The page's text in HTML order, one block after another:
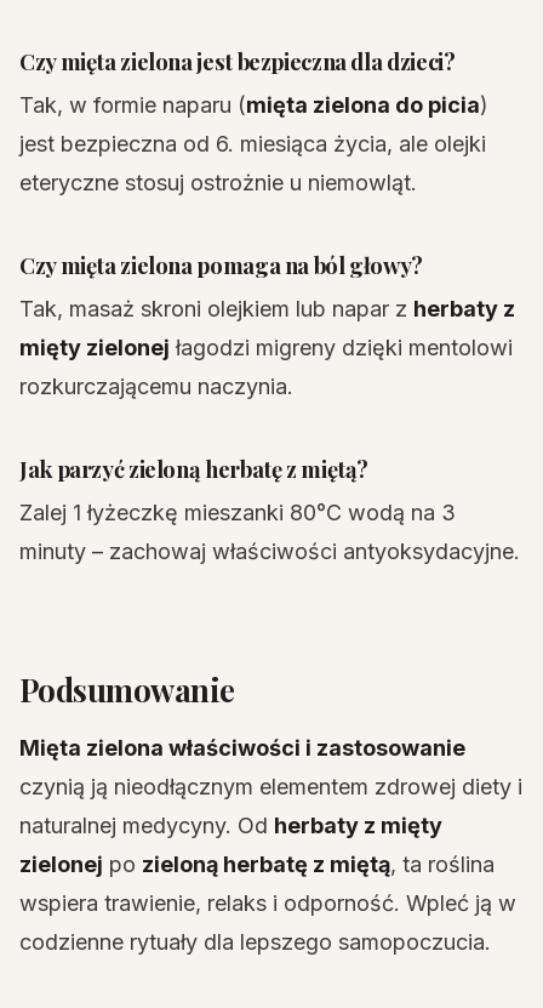
Czy mięta zielona jest bezpieczna dla dzieci?
Tak, w formie naparu (mięta zielona do picia)
jest bezpieczna od 6. miesiąca życia, ale olejki
eteryczne stosuj ostrożnie u niemowląt.
Czy mięta zielona pomaga na ból głowy?
Tak, masaż skroni olejkiem lub napar z herbaty z
mięty zielonej łagodzi migreny dzięki mentolowi
rozkurczającemu naczynia.
Jak parzyć zieloną herbatę z miętą?
Zalej 1 łyżeczkę mieszanki 80°C wodą na 3
minuty – zachowaj właściwości antyoksydacyjne.
Podsumowanie
Mięta zielona właściwości i zastosowanie
czynią ją nieodłącznym elementem zdrowej diety i
naturalnej medycyny. Od herbaty z mięty
zielonej po zieloną herbatę z miętą, ta roślina
wspiera trawienie, relaks i odporność. Wpleć ją w
codzienne rytuały dla lepszego samopoczucia.